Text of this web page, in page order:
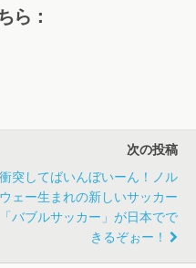
ら：
次の投稿
衝突してばいんぼいーん！ノル
ウェー生まれの新しいサッカー
「バブルサッカー」が日本でで
きるぞぉー！